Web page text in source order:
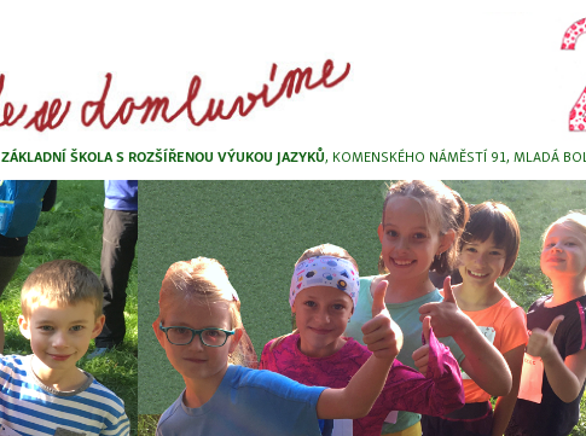
ZÁKLADNÍ ŠKOLA S ROZŠÍŘENOU VÝUKOU JAZYKŮ, KOMENSKÉHO NÁMĚSTÍ 91, MLADÁ